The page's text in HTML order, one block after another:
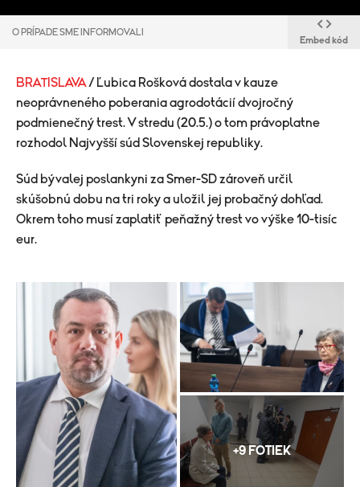
O PRÍPADE SME INFORMOVALI
Embed kód
BRATISLAVA / Ľubica Rošková dostala v kauze
neoprávneného poberania agrodotácií dvojročný
podmienečný trest. V stredu (20.5.) o tom právoplatne
rozhodol Najvyšší súd Slovenskej republiky.
Súd bývalej poslankyni za Smer-SD zároveň určil
skúšobnú dobu na tri roky a uložil jej probačný dohľad.
Okrem toho musí zaplatiť peňažný trest vo výške 10-tisíc
eur.
+9 FOTIEK